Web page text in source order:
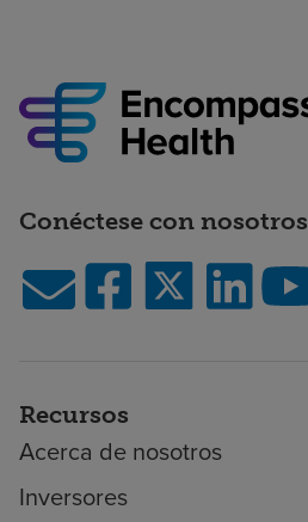
Conéctese con nosotros
Recursos
Acerca de nosotros
Inversores